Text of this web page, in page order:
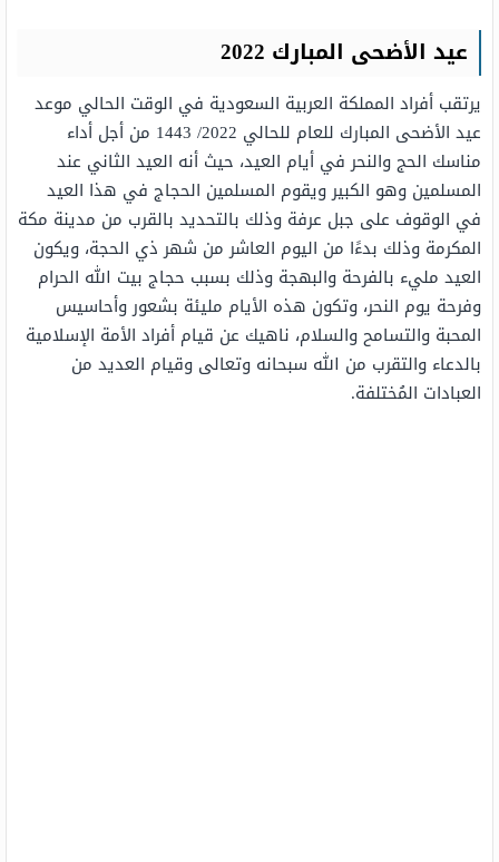
عيد الأضحى المبارك 2022
يرتقب أفراد المملكة العربية السعودية في الوقت الحالي موعد
عيد الأضحى المبارك للعام للحالي 2022/ 1443 من أجل أداء
مناسك الحج والنحر في أيام العيد، حيث أنه العيد الثاني عند
المسلمين وهو الكبير ويقوم المسلمين الحجاج في هذا العيد
في الوقوف على جبل عرفة وذلك بالتحديد بالقرب من مدينة مكة
المكرمة وذلك بدءًا من اليوم العاشر من شهر ذي الحجة، ويكون
العيد مليء بالفرحة والبهجة وذلك بسبب حجاج بيت الله الحرام
وفرحة يوم النحر، وتكون هذه الأيام مليئة بشعور وأحاسيس
المحبة والتسامح والسلام، ناهيك عن قيام أفراد الأمة الإسلامية
بالدعاء والتقرب من الله سبحانه وتعالى وقيام العديد من
العبادات المُختلفة.